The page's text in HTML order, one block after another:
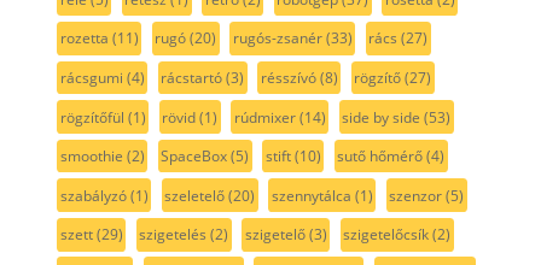
rozetta (11) rugó(20) rugós-zsanér(33) rács (27)
rácsgumi (4) rácstartó(3) résszívó(8) rögzítő(27)
rögzítőfül (1) rövid(1) rúdmixer(14) side by side (53)
smoothie (2) SpaceBox(5) stift(10) sutő hőmérő(4)
szabályzó(1) szeletelő(20) szennytálca (1) szenzor(5)
szett(29) szigetelés (2) szigetelő(3) szigetelőcsík(2)